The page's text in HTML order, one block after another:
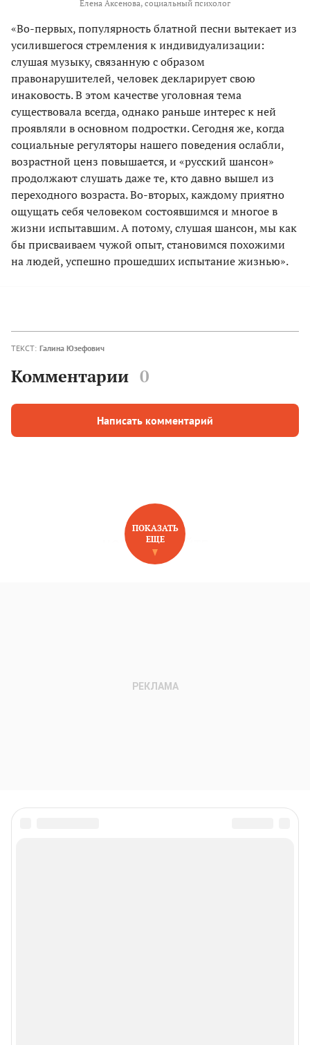
Елена Аксенова, социальный психолог
«Во-первых, популярность блатной песни вытекает из
усилившегося стремления к индивидуализации:
слушая музыку, связанную с образом
правонарушителей, человек декларирует свою
инаковость. В этом качестве уголовная тема
существовала всегда, однако раньше интерес к ней
проявляли в основном подростки. Сегодня же, когда
социальные регуляторы нашего поведения ослабли,
возрастной ценз повышается, и «русский шансон»
продолжают слушать даже те, кто давно вышел из
переходного возраста. Во-вторых, каждому приятно
ощущать себя человеком состоявшимся и многое в
жизни испытавшим. А потому, слушая шансон, мы как
бы присваиваем чужой опыт, становимся похожими
на людей, успешно прошедших испытание жизнью».
ТЕКСТ: Галина Юзефович
Комментарии 0
Написать комментарий
НОВОЕ НА САЙТЕ
ПОКАЗАТЬ
ЕЩЕ